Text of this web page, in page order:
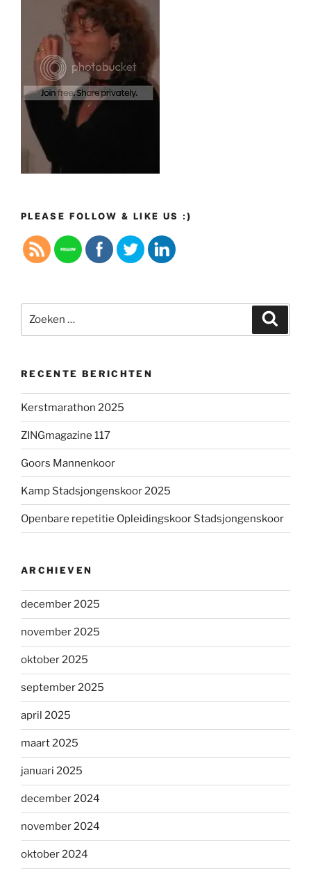
PLEASE FOLLOW & LIKE US :)
naar:
RECENTE BERICHTEN
Kerstmarathon 2025
ZINGmagazine 117
Goors Mannenkoor
Kamp Stadsjongenskoor 2025
Openbare repetitie Opleidingskoor Stadsjongenskoor
ARCHIEVEN
december 2025
november 2025
oktober 2025
september 2025
april 2025
maart 2025
januari 2025
december 2024
november 2024
oktober 2024